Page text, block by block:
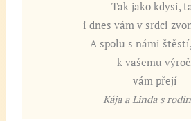
Tak jako kdysi,
i dnes vám v srdci
A spolu s námi
k vašemu
vám přejí
Kája a Linda s